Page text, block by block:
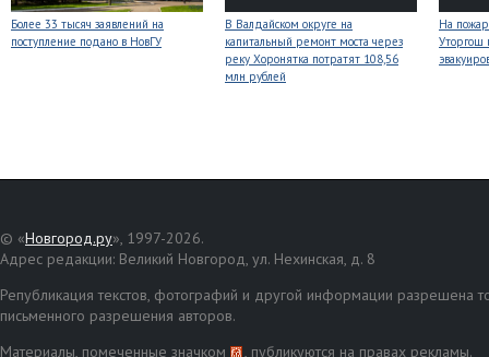
Более 33 тысяч заявлений на
поступление подано в НовГУ
В Валдайском округе на
капитальный ремонт моста через
реку Хоронятка потратят 108,56
млн рублей
На
Уторгош
© «Новгород.ру», 1997-2026.
Адрес редакции: Великий Новгород, ул. Нехинская, д. 8
Републикация текстов, фотографий и другой информации разрешена
письменного разрешения авторов.
Материалы, помеченные значком
, публикуются на правах рекламы.